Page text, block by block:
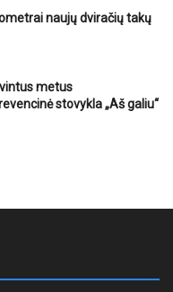
naujų dviračių takų
metus
stovykla „Aš galiu“